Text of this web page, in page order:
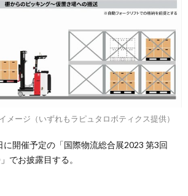
メージ（いずれもラピュタロボティクス提供）
開催予定の「国際物流総合展2023 第3回
でお披露目する。